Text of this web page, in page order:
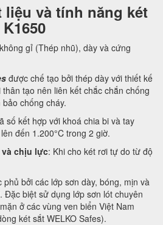
và tính năng két
gỉ (Thép nhũ), dày và cứng
được chế tạo bởi thép dày với thiết kế
tạo nên liên kết chắc chắn chống
chống cháy.
số kết hợp với khoá chia bi và tay
đến 1.200°C trong 2 giờ.
và chịu lực: Khi cho két rơi tự do từ độ
bởi các lớp sơn dày, bóng, mịn và
Đặc biệt sử dụng lớp sơn lót chuyên
ở các vùng ven biển Việt Nam
két sắt WELKO Safes).